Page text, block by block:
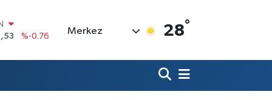
%0.16
%-0.02
Merkez 28°